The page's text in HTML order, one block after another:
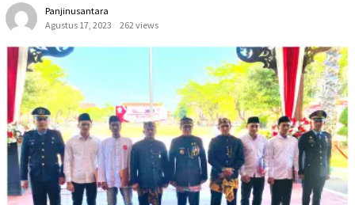
Panjinusantara
Agustus 17, 2023
262 views